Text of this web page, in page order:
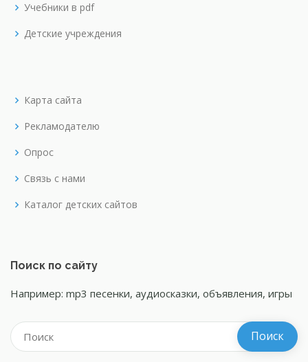
Учебники в pdf
Детские учреждения
Карта сайта
Рекламодателю
Опрос
Связь с нами
Каталог детских сайтов
Поиск по сайту
Например: mp3 песенки, аудиосказки, объявления, игры